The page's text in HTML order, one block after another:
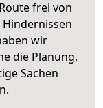
frei von
wir
die Planung,
Sachen